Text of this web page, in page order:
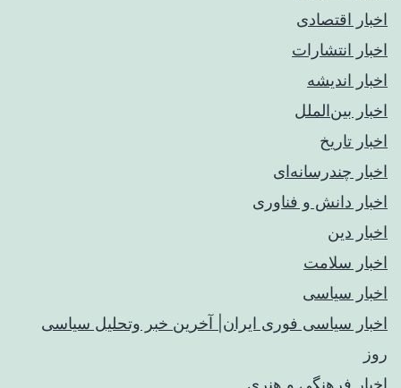
اخبار اقتصادی
اخبار انتشارات
اخبار اندیشه
اخبار بین‌الملل
اخبار تاریخ
اخبار چندرسانه‌ای
اخبار دانش و فناوری
اخبار دین
اخبار سلامت
اخبار سیاسی
اخبار سیاسی فوری ایران| آخرین خبر وتحلیل سیاسی
روز
اخبار فرهنگی و هنری